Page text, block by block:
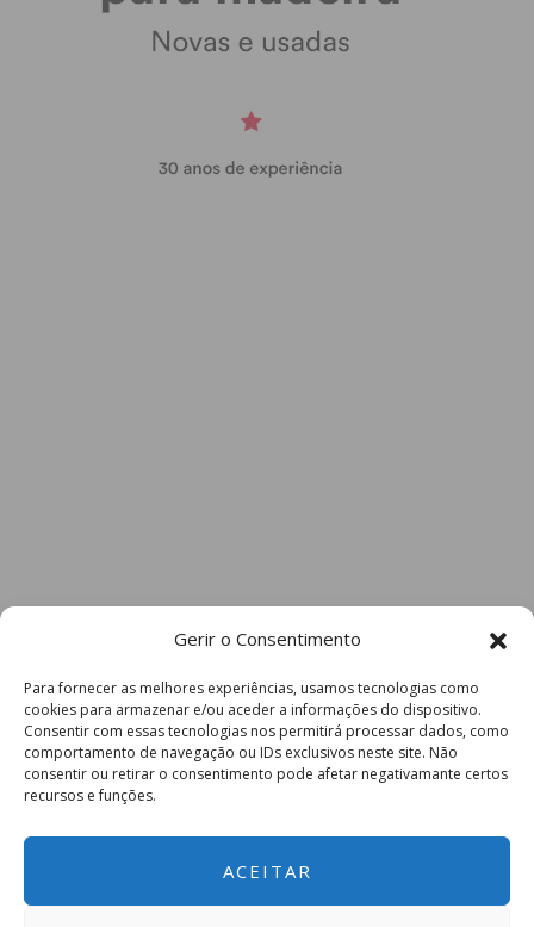
Gerir o Consentimento
Para fornecer as melhores experiências, usamos tecnologias como
cookies para armazenar e/ou aceder a informações do dispositivo.
Consentir com essas tecnologias nos permitirá processar dados, como
comportamento de navegação ou IDs exclusivos neste site. Não
consentir ou retirar o consentimento pode afetar negativamante certos
recursos e funções.
ACEITAR